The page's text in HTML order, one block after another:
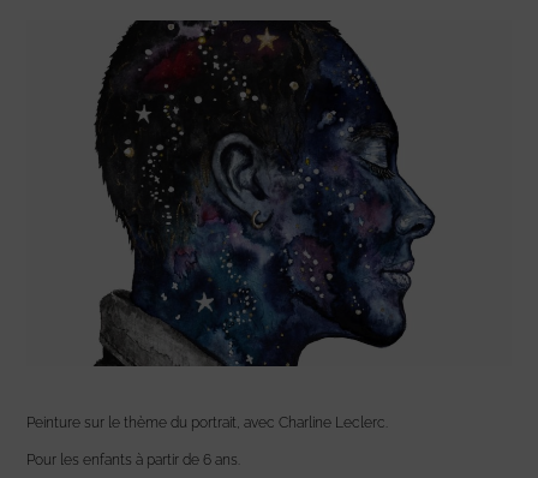
Peinture sur le thème du portrait, avec Charline Leclerc.
Pour les enfants à partir de 6 ans.